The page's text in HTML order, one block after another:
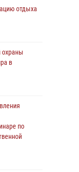
отдыха
охраны
в
по